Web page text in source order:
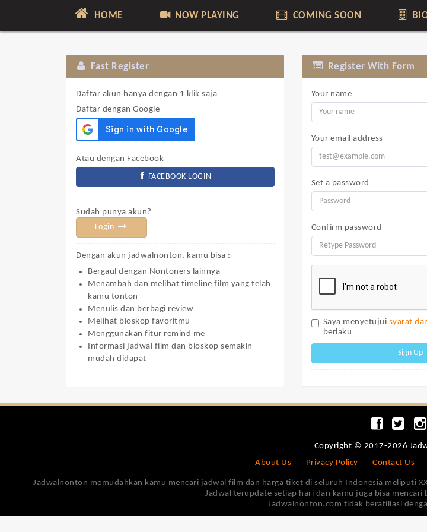
HOME NOW PLAYING COMING SOON
Fast Register
Daftar akun hanya dengan 1 klik saja
Daftar dengan Google
Atau dengan Facebook
FACEBOOK LOGIN
Sudah punya akun?
Login
Dengan akun jadwalnonton, kamu bisa :
Bergaul dengan Nontoners lainnya
Menambah dan melihat timeline film yang telah
kamu tonton
Menulis dan berbagi review
Melihat bioskop favoritmu
Menggunakan fitur remind me
Informasi jadwal film dan bioskop semakin
mudah didapat
Register With Form
Your name
Your email address
Set a password
Confirm password
Saya menyetujui syarat
berlaku
Sign Up
Copyright © 2017-2026
About Us
Privacy Policy Contact Us
Jadwalnonton memudahkan kamu mencari jadwal film dan harga tiket di seluruh Indonesia meliputi
Jadwal terupdate setiap hari dan kamu juga bisa
Jadwalnonton.com tidak berafiliasi